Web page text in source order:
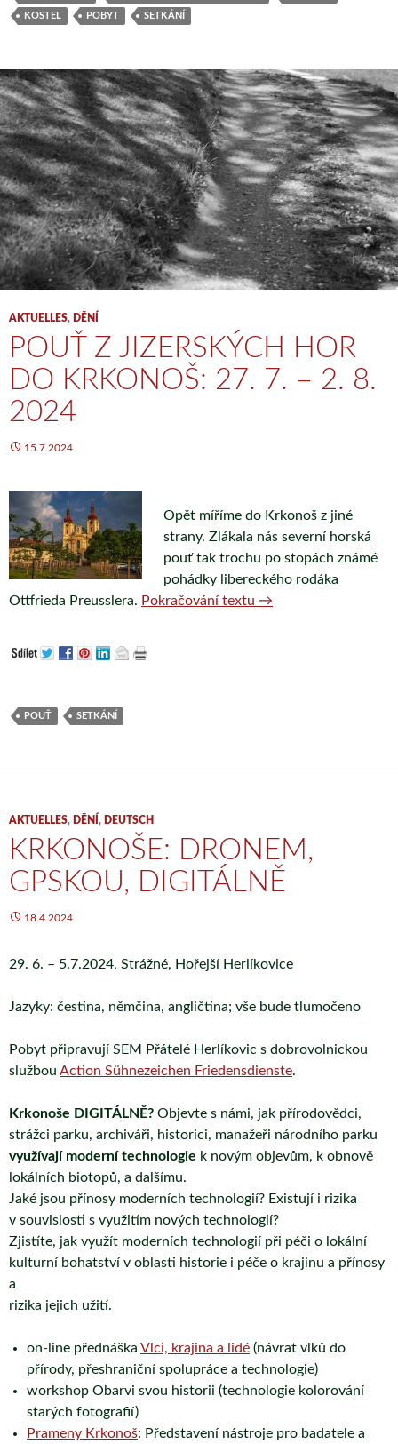
KOSTEL POBYT SETKÁNÍ
AKTUELLES, DĚNÍ
POUŤ Z JIZERSKÝCH HOR
DO KRKONOŠ: 27. 7. – 2. 8.
2024
15.7.2024
Opět míříme do Krkonoš z jiné
strany. Zlákala nás severní horská
pouť tak trochu po stopách známé
pohádky libereckého rodáka
Ottfrieda Preusslera. Pokračování textu POUŤ Z
→
POUŤ SETKÁNÍ
AKTUELLES, DĚNÍ , DEUTSCH
KRKONOŠE: DRONEM,
GPSKOU, DIGITÁLNĚ
18.4.2024
29. 6. – 5.7.2024, Strážné, Hořejší Herlíkovice
Jazyky: čestina, němčina, angličtina; vše bude tlumočeno
Pobyt připravují SEM Přátelé Herlíkovic s dobrovolnickou
službou Action Sühnezeichen Friedensdienste.
Krkonoše DIGITÁLNĚ? Objevte s námi, jak přírodovědci,
strážci parku, archiváři, historici, manažeři národního parku
využívají moderní technologie k novým objevům, k obnově
lokálních biotopů, a dalšímu.
Jaké jsou přínosy moderních technologií? Existují i rizika
v souvislosti s využitím nových technologií?
Zjistíte, jak využít moderních technologií při péči o lokální
kulturní bohatství v oblasti historie i péče o krajinu a přínosy
a
rizika jejich užití.
on-line přednáška Vlci, krajina a lidé (návrat vlků do
přírody, přeshraniční spolupráce a technologie)
workshop Obarvi svou historii (technologie kolorování
starých fotografií)
Prameny Krkonoš: Představení nástroje pro badatele a